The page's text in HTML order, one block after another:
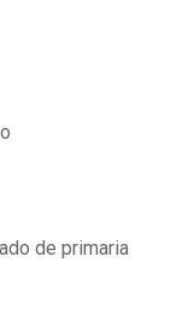
de primaria